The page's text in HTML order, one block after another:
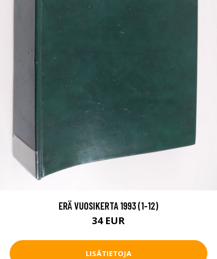
ERÄ VUOSIKERTA 1993 (1-12)
34 EUR
LISÄTIETOJA